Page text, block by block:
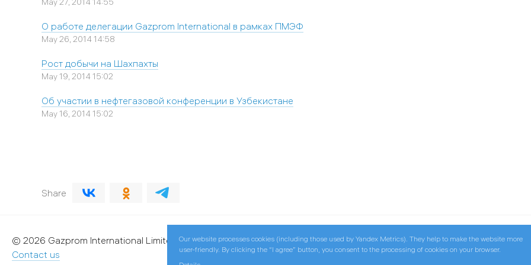
О работе делегации Gazprom International в рамках ПМЭФ
May 26, 2014 14:58
Рост добычи на Шахпахты
May 19, 2014 15:02
Об участии в нефтегазовой конференции в Узбекистане
May 16, 2014 15:02
Share
© 2026 Gazprom International Limited
Contact us
Our website processes cookies (including those used by Yandex Metrics). They help to make the website more
user-friendly. By clicking the “I agree” button, you consent to the processing of cookies on your browser.